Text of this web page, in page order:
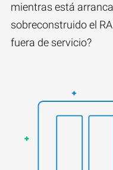
mientras está
sobreconstruido el
fuera de servicio?